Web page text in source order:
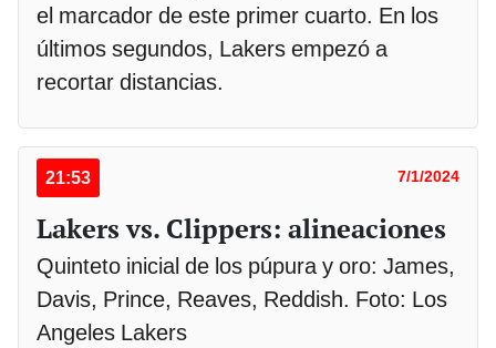
el marcador de este primer cuarto. En los
últimos segundos, Lakers empezó a
recortar distancias.
21:53 7/1/2024
Lakers vs. Clippers: alineaciones
Quinteto inicial de los púpura y oro: James,
Davis, Prince, Reaves, Reddish. Foto: Los
Angeles Lakers